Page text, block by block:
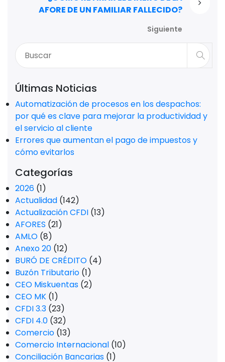
AFORE DE UN FAMILIAR FALLECIDO?
Siguiente
Últimas Noticias
Automatización de procesos en los despachos:
por qué es clave para mejorar la productividad y
el servicio al cliente
Errores que aumentan el pago de impuestos y
cómo evitarlos
Categorías
2026 (1)
Actualidad (142)
Actualización CFDI (13)
AFORES (21)
AMLO (8)
Anexo 20 (12)
BURÓ DE CRÉDITO (4)
Buzón Tributario (1)
CEO Miskuentas (2)
CEO MK (1)
CFDI 3.3 (23)
CFDI 4.0 (32)
Comercio (13)
Comercio Internacional (10)
Conciliación Bancarias (1)